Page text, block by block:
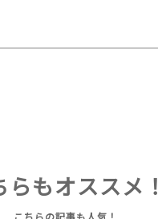
らもオススメ！